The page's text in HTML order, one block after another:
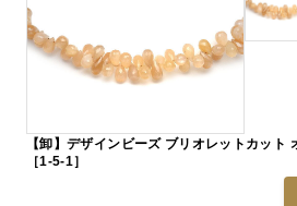
【卸】デザインビーズ ブリオレットカット
［1-5-1］